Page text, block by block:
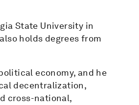
State University in
holds degrees from
economy, and he
decentralization,
cross-national,